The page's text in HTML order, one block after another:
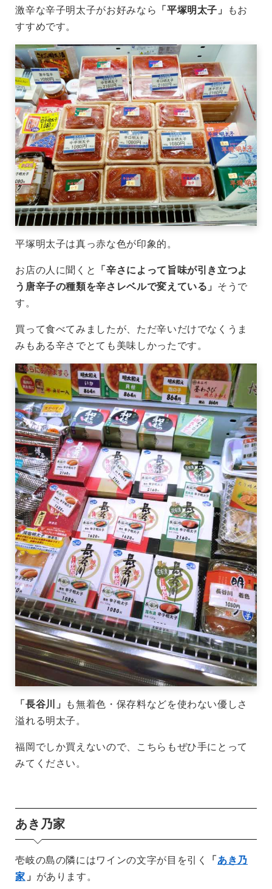
激辛な辛子明太子がお好みなら 「平塚明太子」
もお
すすめです。
平塚明太子は真っ赤な色が印象的。
お店の人に聞くと
「辛さによって旨味が引き立つよ
う唐辛子の種類を辛さレベルで変えている」 そうで
す。
買って食べてみましたが、ただ辛いだけでなくうま
みもある辛さでとても美味しかったです。
「長谷川」
も無着色・保存料などを使わない優しさ
溢れる明太子。
福岡でしか買えないので、こちらもぜひ手にとって
みてください。
あき乃家
壱岐の島の隣にはワインの文字が目を引く 「 あき乃
家 」 があります。